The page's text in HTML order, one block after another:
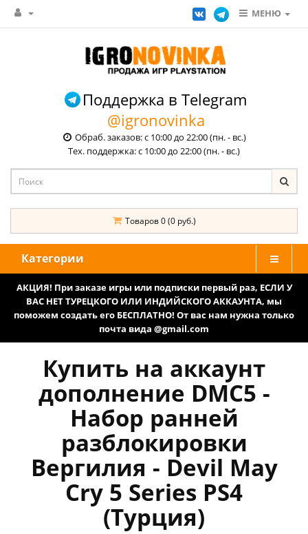
МЕНЮ
Поддержка в Telegram
@igronovinka
Обраб. заказов: с 10:00 до 22:00 (пн. - вс.)
Тех. поддержка: с 10:00 до 22:00 (пн. - вс.)
Товаров 0 (0 руб.)
Категории
АКЦИЯ! При заказе игры или подписки первый раз, ЕСЛИ У
ВАС НЕТ ТУРЕЦКОГО ИЛИ ИНДИЙСКОГО АККАУНТА, мы
поможем создать его БЕСПЛАТНО! От вас нам нужна только
почта вида @gmail.com
Купить на аккаунт
дополнение DMC5 -
Набор ранней
разблокировки
Вергилия - Devil May
Cry 5 Series PS4
(Турция)